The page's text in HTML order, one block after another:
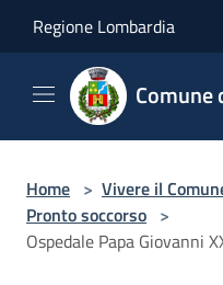
Regione Lombardia
Comune
Home > Vivere il
Pronto soccorso >
Ospedale Papa Giovanni